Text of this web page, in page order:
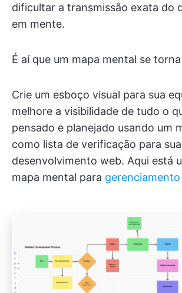
dificultar a transmissão exata do
em mente.
É aí que um mapa mental se
Crie um esboço visual para sua
melhore a visibilidade de tudo o
pensado e planejado usando um
como lista de verificação para
desenvolvimento web. Aqui está
mapa mental para